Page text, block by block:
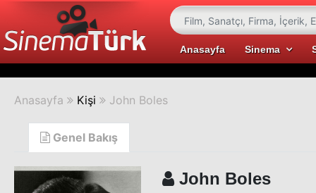
Anasayfa Sinema
Anasayfa Kişi John Boles
Genel Bakış
John Boles